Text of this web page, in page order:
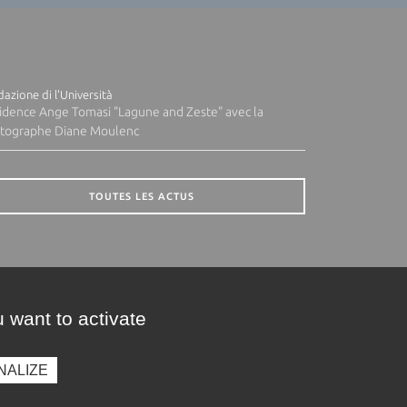
di l'Università
Ange Tomasi "Lagune and Zeste" avec la
Diane Moulenc
TOUTES LES ACTUS
want to activate